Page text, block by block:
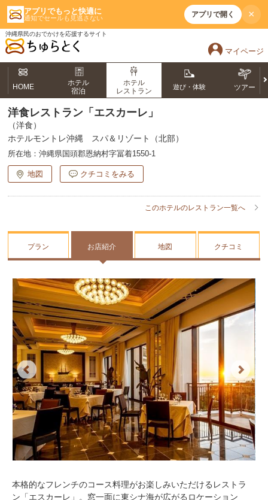
アプリでもっと快適に
通知でセールも見逃さない アプリで開く ×
沖縄県民のおでかけを応援するサイト
マイページ
HOME
ホテル
宿泊
ホテル
レストラン
遊び・体験 ツアー
洋食レストラン「エスカーレ」
（洋食）
ホテルモントレ沖縄 スパ＆リゾート（北部）
所在地： 沖縄県国頭郡恩納村字冨着1550-1
地図 クチコミをみる
このホテルのレストラン一覧へ
プラン お店紹介 地図 クチコミ
Previous Next
本格的なフレンチのコース料理がお楽しみいただけるレストラ
ン「エスカーレ」。窓一面に東シナ海が広がるロケーション